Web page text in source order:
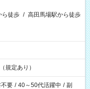
ら徒歩 / 高田馬場駅から徒歩
規定あり）
不要 / 40～50代活躍中 / 副